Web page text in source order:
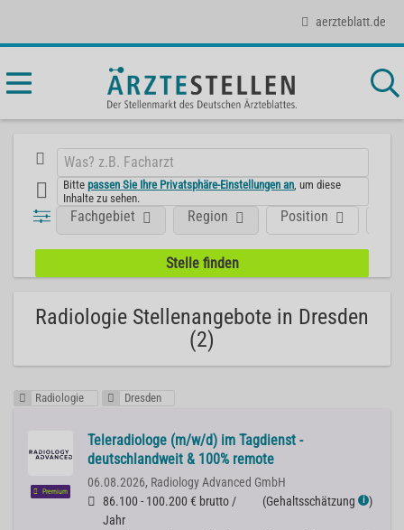
aerzteblatt.de
Bittepassen Sie Ihre Privatsphäre-Einstellungen an , um diese
Inhalte zu sehen.
Position
Fachgebiet Region
Radiologie Stellenangebote in Dresden
(2)
Radiologie Dresden
Premium
Teleradiologe (m/w/d) im Tagdienst -
deutschlandweit & 100% remote
06.08.2026, Radiology Advanced GmbH
86.100 - 100.200 € brutto /
Jahr
(Gehaltsschätzung ℹ )